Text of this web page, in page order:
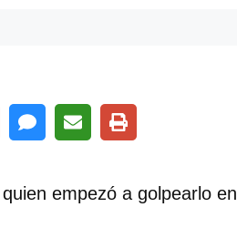
empezó a golpearlo en